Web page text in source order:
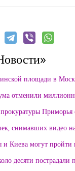
площади в
отменили
снимавших видео
Киева могут
десяти